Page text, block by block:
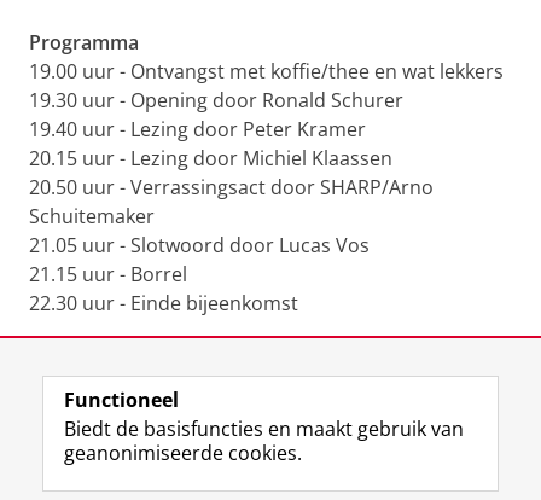
Programma
19.00 uur - Ontvangst met koffie/thee en wat lekkers
19.30 uur - Opening door Ronald Schurer
19.40 uur - Lezing door Peter Kramer
20.15 uur - Lezing door Michiel Klaassen
20.50 uur - Verrassingsact door SHARP/Arno
Schuitemaker
21.05 uur - Slotwoord door Lucas Vos
21.15 uur - Borrel
22.30 uur - Einde bijeenkomst
F L R I Y
Functioneel
Biedt de basisfuncties en maakt gebruik van
geanonimiseerde cookies.